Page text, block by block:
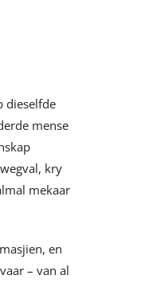
dieselfde
mense
kry
mekaar
en
– van al